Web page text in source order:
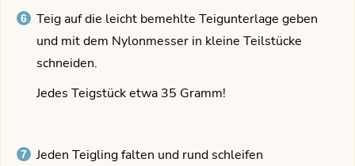
Teig auf die leicht bemehlte Teigunterlage geben
und mit dem Nylonmesser in kleine Teilstücke
schneiden.
Jedes Teigstück etwa 35 Gramm!
Jeden Teigling falten und rund schleifen